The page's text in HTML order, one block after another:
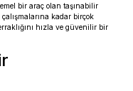
bir araç olan taşınabilir
kadar birçok
hızla ve güvenilir bir